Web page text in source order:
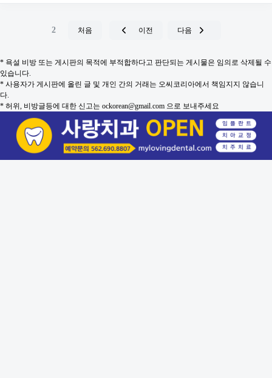
2 처음 이전 다음
* 욕설 비방 또는 게시판의 목적에 부적합하다고 판단되는 게시물은 임의로 삭제될 수
있습니다.
* 사용자가 게시판에 올린 글 및 개인 간의 거래는 오씨코리아에서 책임지지 않습니
다.
* 허위, 비방글등에 대한 신고는 ockorean@gmail.com 으로 보내주세요